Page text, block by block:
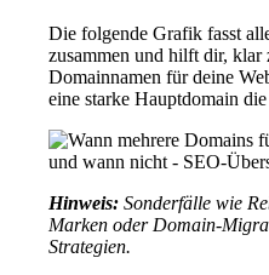
Die folgende Grafik fasst
zusammen und hilft dir, klar
Domainnamen für deine
eine starke Hauptdomain
Hinweis:Sonderfälle wie
Marken oder Domain-
Strategien.